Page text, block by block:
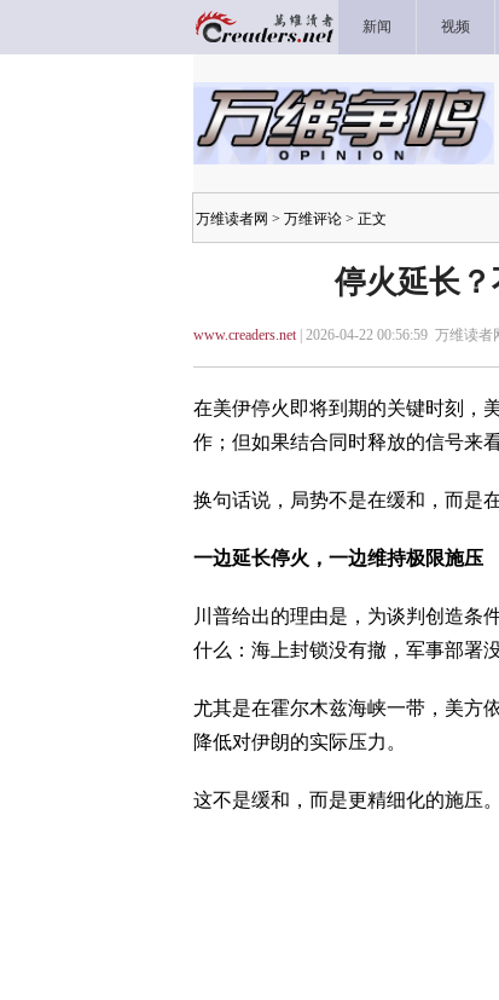
新闻 视频
万维读者网 > 万维评论 > 正文
停火延长
www.creaders.net| 2026-04-22 00:56:59 万维读者
在美伊停火即将到期的关键时刻，
作；但如果结合同时释放的信号来
换句话说，局势不是在缓和，而是
一边延长停火，一边维持极限施压
川普给出的理由是，为谈判创造条
什么：海上封锁没有撤，军事部署
尤其是在霍尔木兹海峡一带，美方
降低对伊朗的实际压力。
这不是缓和，而是更精细化的施压。